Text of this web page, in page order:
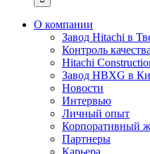
О компании
Завод Hitachi в
Контроль качества
Hitachi
Завод HBXG в
Новости
Интервью
Личный опыт
Корпоративный
Партнеры
Карьера